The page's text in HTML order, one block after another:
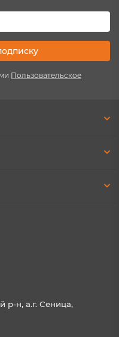
Пользовательское
р-н, а.г. Сеница,